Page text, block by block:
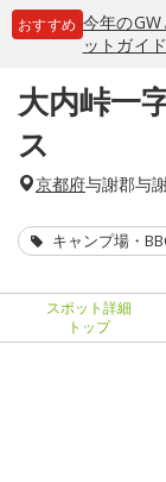
おすすめ 今年の
ットガイド
大内峠一
ス
京都府与謝郡与
キャンプ場・
スポット詳細
トップ